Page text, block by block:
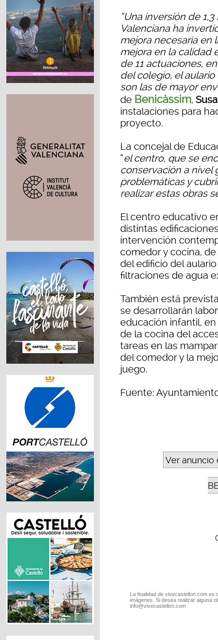
“Una inversión de
Valenciana ha
mejora necesaria en
mejora en la calidad
de 11 actuaciones,
del colegio, el
son las de mayor
de Benicàssim,
instalaciones para
proyecto.
La concejal de
“el centro, que se
conservación a nivel
problemáticas y
realizar estas obras
El centro educativo
distintas
intervención
comedor y cocina,
del edificio del
filtraciones de agua
También está
se desarrollarán
educación infantil,
de la cocina del
tareas en las
del comedor y la
juego.
Fuente:
Ver anuncio
La finalidad de vivecastellon.com
imágenes. Si desea realizar alguna
info@vivecastellon.com